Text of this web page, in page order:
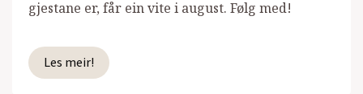
gjestane er, får ein vite i august. Følg med!
Les meir!